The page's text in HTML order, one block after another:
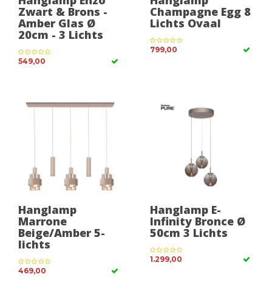
Zwart & Brons -
Amber Glas Ø
20cm - 3 Lichts
549,00
Champagne Egg 8
Lichts Ovaal
799,00
Hanglamp
Marrone
Beige/Amber 5-
lichts
469,00
Hanglamp E-
Infinity Bronce Ø
50cm 3 Lichts
1.299,00